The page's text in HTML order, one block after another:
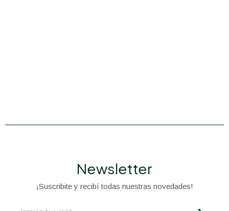
Newsletter
¡Suscribite y recibí todas nuestras novedades!